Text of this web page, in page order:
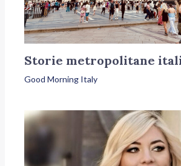
Storie metropolitane
Good Morning Italy